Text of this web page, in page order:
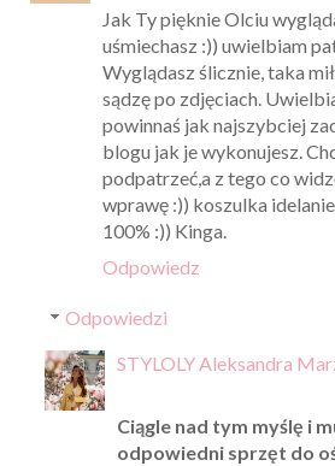
Jak Ty pięknie Olciu
uśmiechasz :)) uwielbiam
Wyglądasz ślicznie, taka
sądzę po zdjęciach.
powinnaś jak najszybciej
blogu jak je wykonujesz.
podpatrzeć,a z tego co
wprawę :)) koszulka
100% :)) Kinga.
Odpowiedz
Odpowiedzi
STYLOLY Aleksandra
Ciągle nad tym myślę i
odpowiedni sprzęt do